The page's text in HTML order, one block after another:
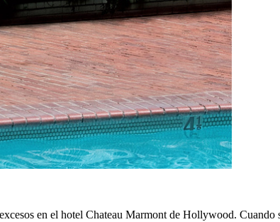
en el hotel Chateau Marmont de Hollywood. Cuando